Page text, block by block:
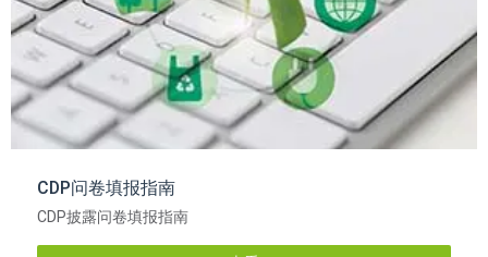
CDP问卷填报指南
CDP披露问卷填报指南